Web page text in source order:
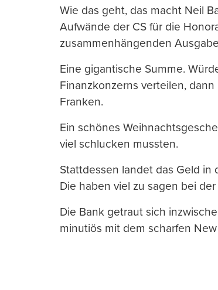
Wie das geht, das macht Neil
Aufwände der CS für die
zusammenhängenden
Eine gigantische Summe.
Finanzkonzerns verteilen,
Franken.
Ein schönes
viel schlucken mussten.
Stattdessen landet das Geld in
Die haben viel zu sagen bei
Die Bank getraut sich
minutiös mit dem scharfen